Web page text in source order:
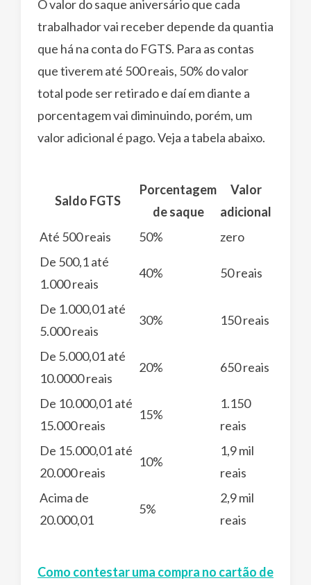
O valor do saque aniversário que cada
trabalhador vai receber depende da quantia
que há na conta do FGTS. Para as contas
que tiverem até 500 reais, 50% do valor
total pode ser retirado e daí em diante a
porcentagem vai diminuindo, porém, um
valor adicional é pago. Veja a tabela abaixo.
Saldo FGTS
Porcentagem
de saque
Valor
adicional
Até 500 reais
50%
zero
De 500,1 até
1.000 reais
40% 50 reais
De 1.000,01 até
5.000 reais
30% 150 reais
De 5.000,01 até
10.0000 reais
20% 650 reais
De 10.000,01 até
15.000 reais
15%
1.150
reais
De 15.000,01 até
20.000 reais
10%
1,9 mil
reais
Acima de
20.000,01
5%
2,9 mil
reais
Como contestar uma compra no cartão de